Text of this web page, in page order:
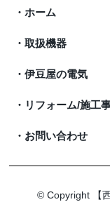
ホーム
取扱機器
伊豆屋の電気
リフォーム/施工
お問い合わせ
© Copyright 【